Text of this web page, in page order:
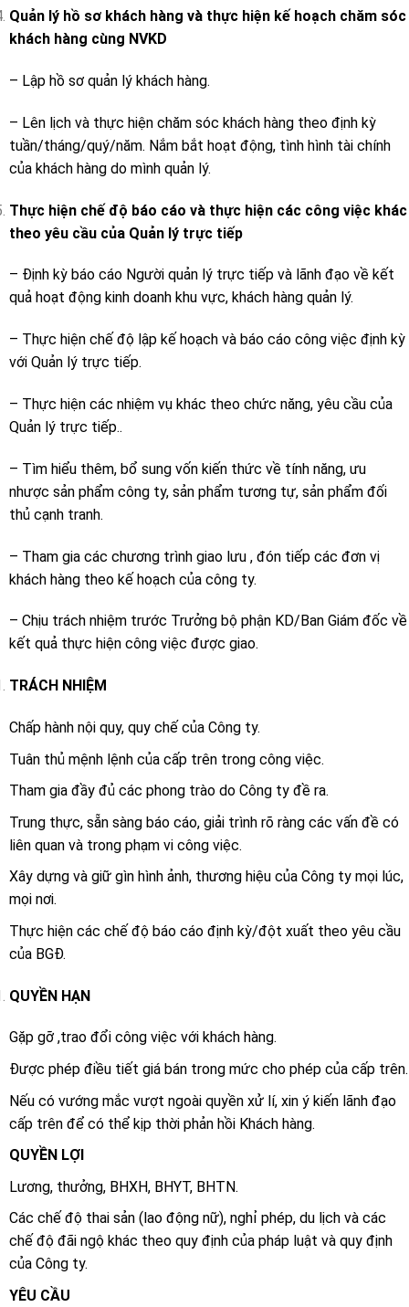
Quản lý hồ sơ khách hàng và thực hiện kế hoạch chăm sóc
khách hàng cùng NVKD
– Lập hồ sơ quản lý khách hàng.
– Lên lịch và thực hiện chăm sóc khách hàng theo định kỳ
tuần/tháng/quý/năm. Nắm bắt hoạt động, tình hình tài chính
của khách hàng do mình quản lý.
Thực hiện chế độ báo cáo và thực hiện các công việc khác
theo yêu cầu của Quản lý trực tiếp
– Định kỳ báo cáo Người quản lý trực tiếp và lãnh đạo về kết
quả hoạt động kinh doanh khu vực, khách hàng quản lý.
– Thực hiện chế độ lập kế hoạch và báo cáo công việc định kỳ
với Quản lý trực tiếp.
– Thực hiện các nhiệm vụ khác theo chức năng, yêu cầu của
Quản lý trực tiếp..
– Tìm hiểu thêm, bổ sung vốn kiến thức về tính năng, ưu
nhược sản phẩm công ty, sản phẩm tương tự, sản phẩm đối
thủ cạnh tranh.
– Tham gia các chương trình giao lưu , đón tiếp các đơn vị
khách hàng theo kế hoạch của công ty.
– Chịu trách nhiệm trước Trưởng bộ phận KD/Ban Giám đốc về
kết quả thực hiện công việc được giao.
TRÁCH NHIỆM
Chấp hành nội quy, quy chế của Công ty.
Tuân thủ mệnh lệnh của cấp trên trong công việc.
Tham gia đầy đủ các phong trào do Công ty đề ra.
Trung thực, sẵn sàng báo cáo, giải trình rõ ràng các vấn đề có
liên quan và trong phạm vi công việc.
Xây dựng và giữ gìn hình ảnh, thương hiệu của Công ty mọi lúc,
mọi nơi.
Thực hiện các chế độ báo cáo định kỳ/đột xuất theo yêu cầu
của BGĐ.
QUYỀN HẠN
Gặp gỡ ,trao đổi công việc với khách hàng.
Được phép điều tiết giá bán trong mức cho phép của cấp trên.
Nếu có vướng mắc vượt ngoài quyền xử lí, xin ý kiến lãnh đạo
cấp trên để có thể kịp thời phản hồi Khách hàng.
QUYỀN LỢI
Lương, thưởng, BHXH, BHYT, BHTN.
Các chế độ thai sản (lao động nữ), nghỉ phép, du lịch và các
chế độ đãi ngộ khác theo quy định của pháp luật và quy định
của Công ty.
YÊU CẦU